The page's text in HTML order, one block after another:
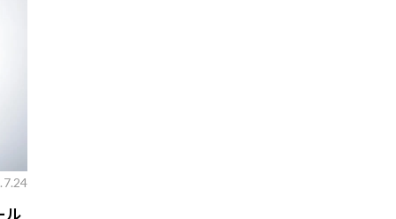
ル